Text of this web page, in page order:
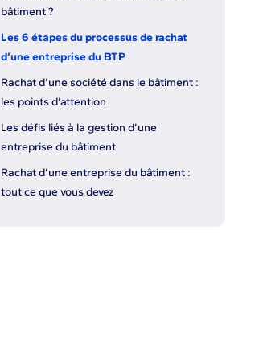
bâtiment ?
Les 6 étapes du processus de rachat
d’une entreprise du BTP
Rachat d’une société dans le bâtiment :
les points d’attention
Les défis liés à la gestion d’une
entreprise du bâtiment
Rachat d’une entreprise du bâtiment :
tout ce que vous devez